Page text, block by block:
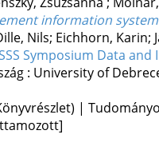
information system
Nils; Eichhorn,
Symposium Data
: University of
|